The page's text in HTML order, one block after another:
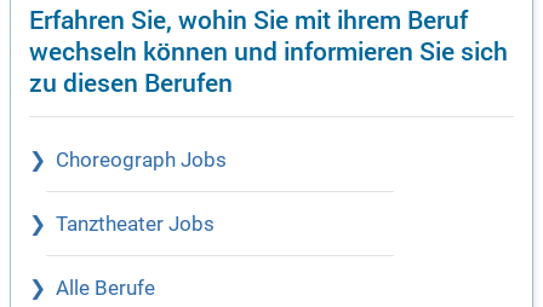
Erfahren Sie, wohin Sie mit ihrem Beruf
wechseln können und informieren Sie sich
zu diesen Berufen
Choreograph Jobs
Tanztheater Jobs
Alle Berufe